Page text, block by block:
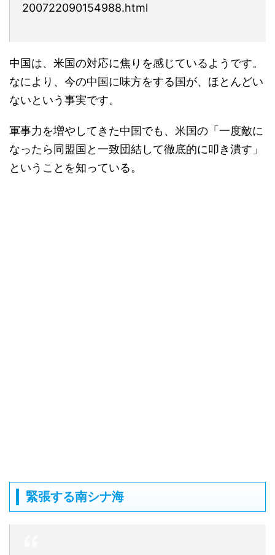
200722090154988.html
中国は、米国の対応に焦りを感じているようです。
なにより、今の中国に味方をする国が、ほとんどい
ないという事実です。
軍事力を増やしてきた中国でも、米国の「一度敵に
なったら同盟国と一致団結して徹底的に叩き潰す」
ということを知っている。
緊張する南シナ海